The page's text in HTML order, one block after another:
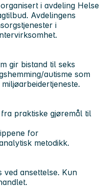
i avdeling Helse
Avdelingens
i
gir bistand til seks
autisme som
praktiske gjøremål til
for
metodikk.
ved ansettelse. Kun